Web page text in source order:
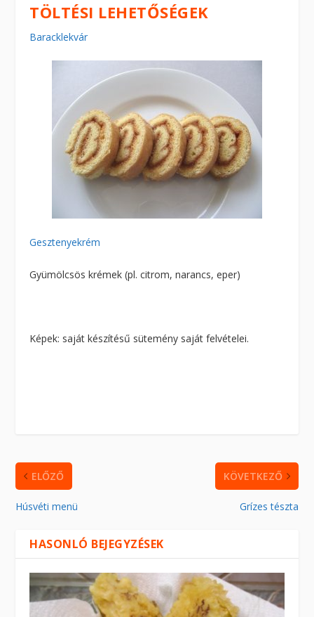
TÖLTÉSI LEHETŐSÉGEK
Baracklekvár
Gesztenyekrém
Gyümölcsös krémek (pl. citrom, narancs, eper)
Képek: saját készítésű sütemény saját felvételei.
ELŐZŐ
Húsvéti menü
KÖVETKEZŐ
Grízes tészta
HASONLÓ BEJEGYZÉSEK